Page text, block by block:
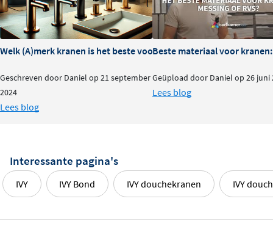
Welk (A)merk kranen is het beste voor je badkamer?
Geschreven door Daniel op 21 september
2024
Lees blog
Beste materiaal voor kranen:
Geüpload door Daniel op 26 juni
Lees blog
Interessante pagina's
IVY IVY Bond IVY douchekranen IVY